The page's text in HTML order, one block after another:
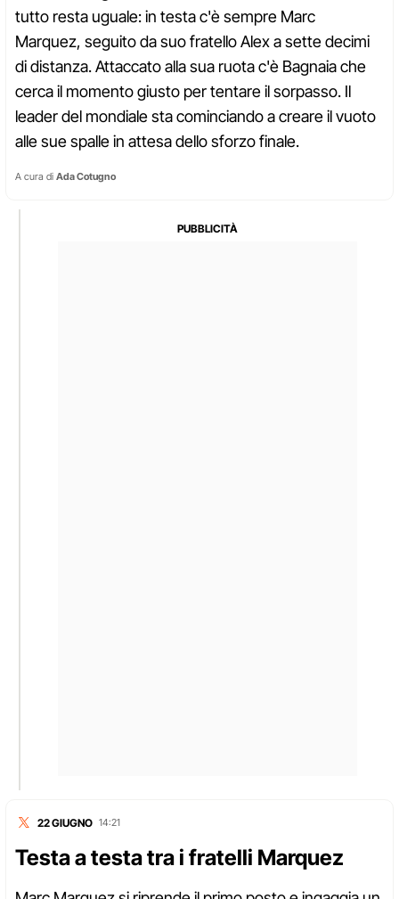
tutto resta uguale: in testa c'è sempre Marc
Marquez, seguito da suo fratello Alex a sette decimi
di distanza. Attaccato alla sua ruota c'è Bagnaia che
cerca il momento giusto per tentare il sorpasso. Il
leader del mondiale sta cominciando a creare il vuoto
alle sue spalle in attesa dello sforzo finale.
A cura di Ada Cotugno
22 GIUGNO 14:21
Testa a testa tra i fratelli Marquez